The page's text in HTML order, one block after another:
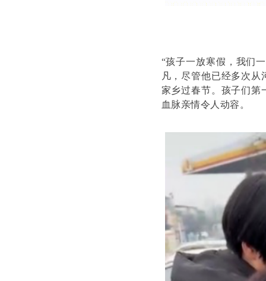
“孩子一放寒假，我们
凡，尽管他已经多次
家乡过春节。孩子们第
血脉亲情令人动容。